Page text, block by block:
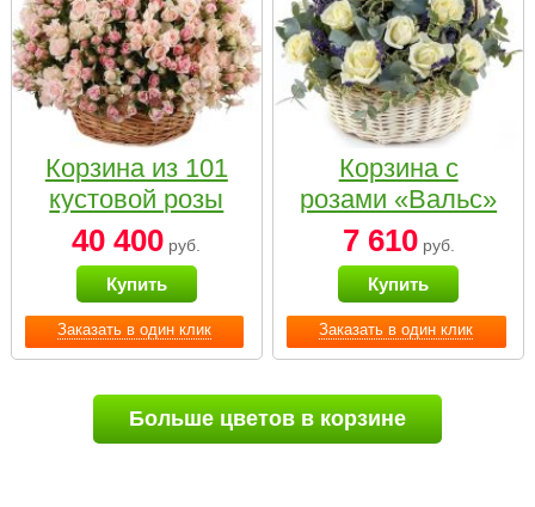
Заказать в один клик
Корзина из 101
кустовой розы
нежных тонов
40 400 руб.
Купить
Заказать в один клик
Корзина с
розами «Вальс»
7 610руб.
Купить
Больше цветов в корзине